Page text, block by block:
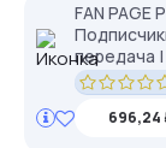
FAN
передача
696,24